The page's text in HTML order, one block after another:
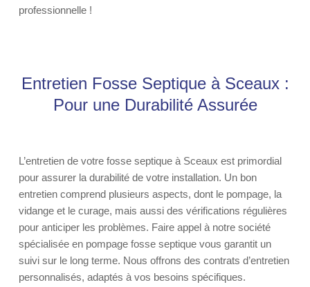
professionnelle !
Entretien Fosse Septique à Sceaux :
Pour une Durabilité Assurée
L’entretien de votre fosse septique à Sceaux est primordial
pour assurer la durabilité de votre installation. Un bon
entretien comprend plusieurs aspects, dont le pompage, la
vidange et le curage, mais aussi des vérifications régulières
pour anticiper les problèmes. Faire appel à notre société
spécialisée en pompage fosse septique vous garantit un
suivi sur le long terme. Nous offrons des contrats d’entretien
personnalisés, adaptés à vos besoins spécifiques.